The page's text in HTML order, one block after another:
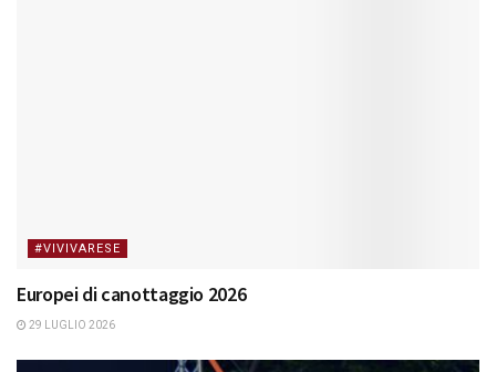
#VIVIVARESE
Europei di canottaggio 2026
29 LUGLIO 2026